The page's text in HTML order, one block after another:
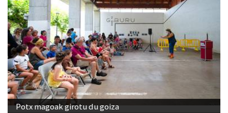
Potx magoak girotu du goiza